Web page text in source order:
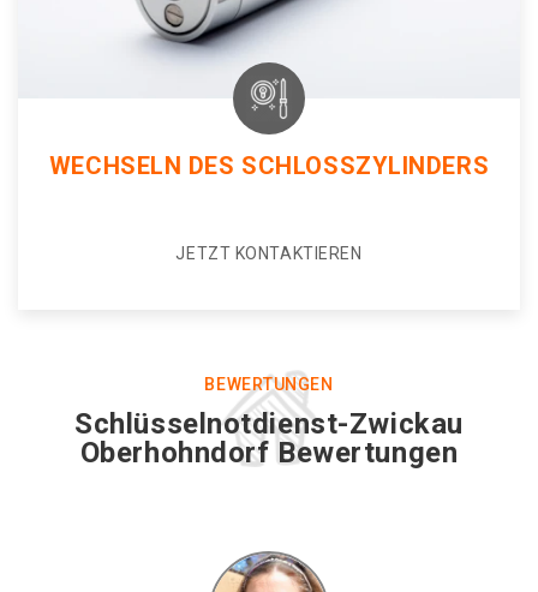
WECHSELN DES SCHLOSSZYLINDERS
JETZT KONTAKTIEREN
BEWERTUNGEN
Schlüsselnotdienst-Zwickau
Oberhohndorf Bewertungen